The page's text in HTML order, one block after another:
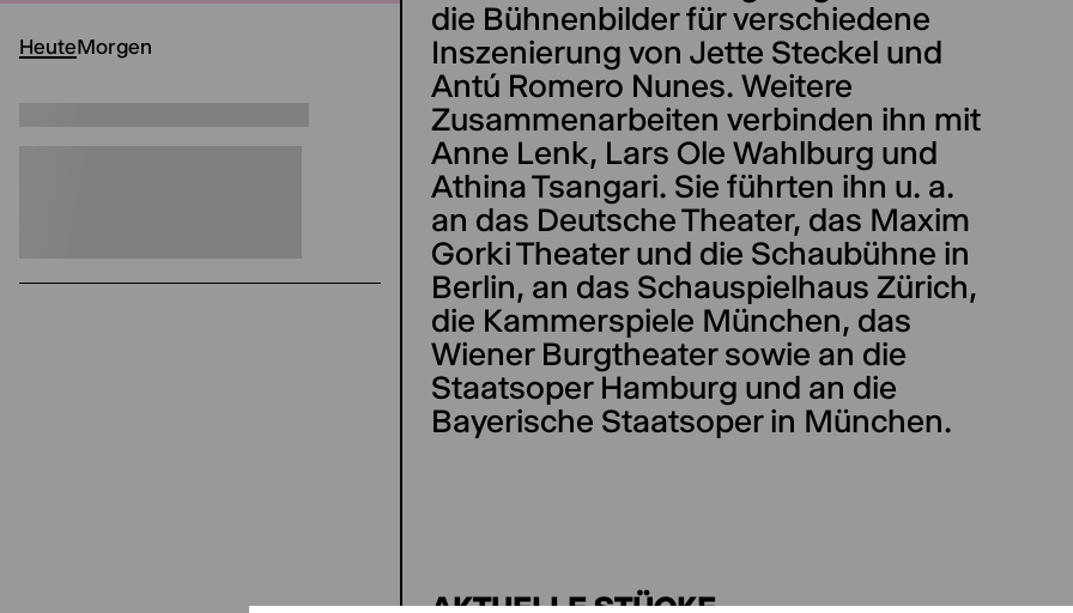
HeuteMorgen
die Bühnenbilder für verschiedene
Inszenierung von Jette Steckel und
Antú Romero Nunes. Weitere
Zusammenarbeiten verbinden ihn mit
Anne Lenk, Lars Ole Wahlburg und
Athina Tsangari. Sie führten ihn u. a.
an das Deutsche Theater, das Maxim
Gorki Theater und die Schaubühne in
Berlin, an das Schauspielhaus Zürich,
die Kammerspiele München, das
Wiener Burgtheater sowie an die
Staatsoper Hamburg und an die
Bayerische Staatsoper in München.